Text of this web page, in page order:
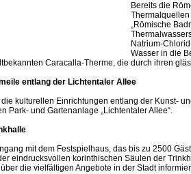
Bereits die
Thermalquellen
„Römische
Natrium-
Wasser in die
Caracalla-Therme, die durch ihren
entlang der Lichtentaler Allee
kulturellen Einrichtungen entlang der Kunst-
Park- und Gartenanlage „Lichtentaler Allee“.
mit dem Festspielhaus, das bis zu 2500
eindrucksvollen korinthischen Säulen der
die vielfältigen Angebote in der Stadt